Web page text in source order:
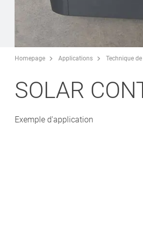
Homepage Applications Technique
SOLAR
Exemple d'application